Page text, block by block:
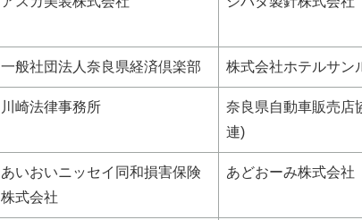
一般社団法人奈良県経済倶楽部 株式会社ホテルサン
川崎法律事務所
奈良県自動車販売店
連)
あいおいニッセイ同和損害保険
株式会社
あどおーみ株式会社